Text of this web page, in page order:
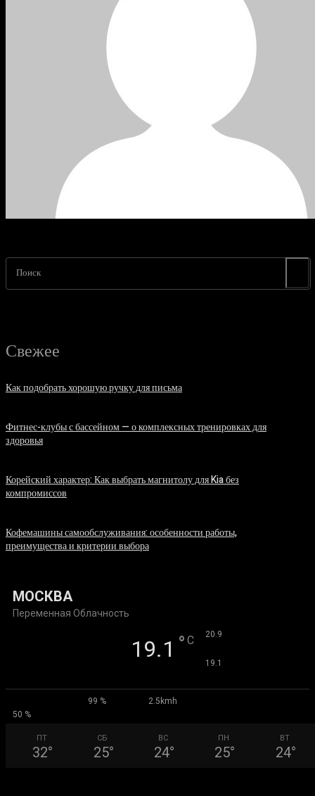
Поиск
Свежее
Как подобрать хорошую ручку для письма
Фитнес-клубы с бассейном — о комплексных тренировках для
здоровья
Корейский характер: Как выбрать магнитолу для Kia без
компромиссов
Кофемашины самообслуживания: особенности работы,
преимущества и критерии выбора
МОСКВА
Переменная Облачность
19.1 ° C 20.9
19.1
99 %
2.5kmh
50 %
ПТ
32°
СБ
25°
ВС
24°
ПН
25°
ВТ
24°